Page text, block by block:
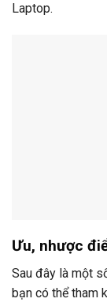
Laptop.
Ưu, nhược
Sau đây là một
bạn có thể tham